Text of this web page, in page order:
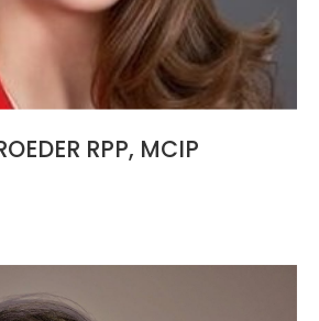
RPP, MCIP